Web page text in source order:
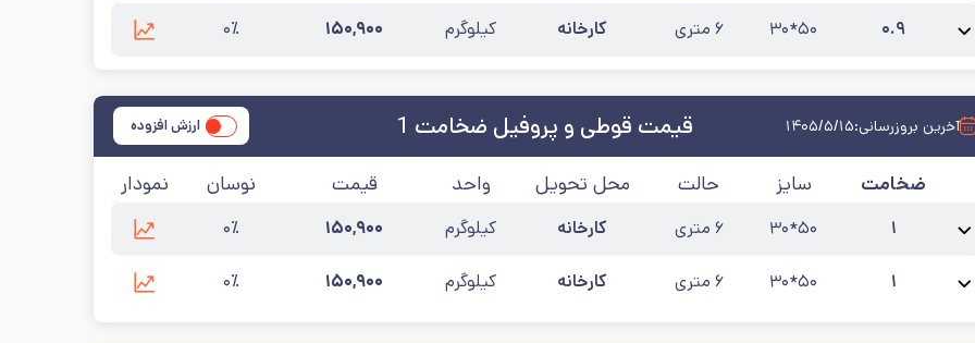
۰.۹ ۵۰*۳۰ ۶ متری کارخانه کیلوگرم ۱۵۰,۹۰۰ ۰٪
ارزش افزوده قیمت قوطی و پروفیل ضخامت 1 آخرین بروزرسانی:۱۴۰۵/۵/۱۵
ضخامت سایز حالت محل تحویل واحد قیمت نوسان نمودار
۱ ۵۰*۳۰ ۶ متری کارخانه کیلوگرم ۱۵۰,۹۰۰ ۰٪
۱ ۵۰*۳۰ ۶ متری کارخانه کیلوگرم ۱۵۰,۹۰۰ ۰٪